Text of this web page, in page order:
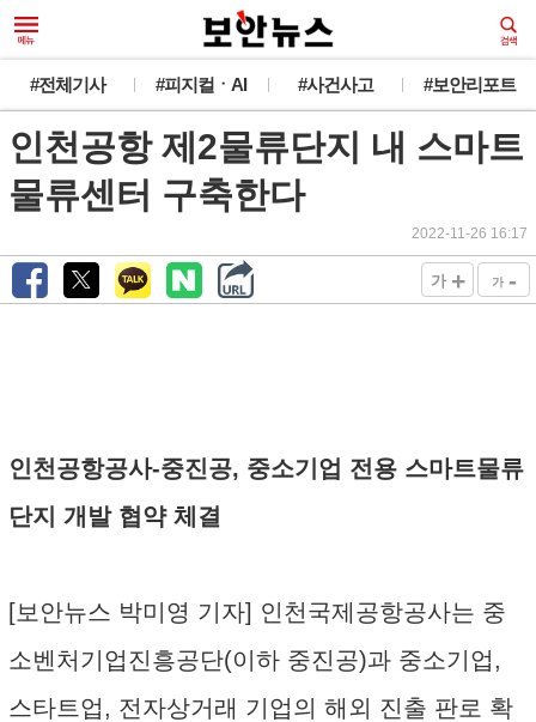
#전체기사 #피지컬ㆍAI #사건사고 #보안리포트
인천공항 제2물류단지 내 스마트
물류센터 구축한다
2022-11-26 16:17
가 + 가 -
인천공항공사-중진공, 중소기업 전용 스마트물류
단지 개발 협약 체결
[보안뉴스 박미영 기자] 인천국제공항공사는 중
소벤처기업진흥공단(이하 중진공)과 중소기업,
스타트업, 전자상거래 기업의 해외 진출 판로 확